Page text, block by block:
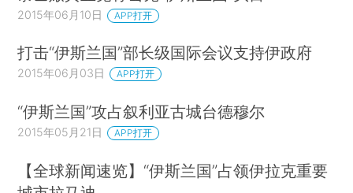
2015年06月10日 APP打开
打击“伊斯兰国”部长级国际会议支持伊政府
2015年06月03日 APP打开
“伊斯兰国”攻占叙利亚古城台德穆尔
2015年05月21日 APP打开
【全球新闻速览】“伊斯兰国”占领伊拉克重要